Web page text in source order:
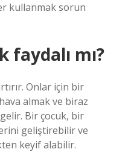
kullanmak sorun
faydalı mı?
Onlar için bir
almak ve biraz
Bir çocuk, bir
geliştirebilir ve
keyif alabilir.